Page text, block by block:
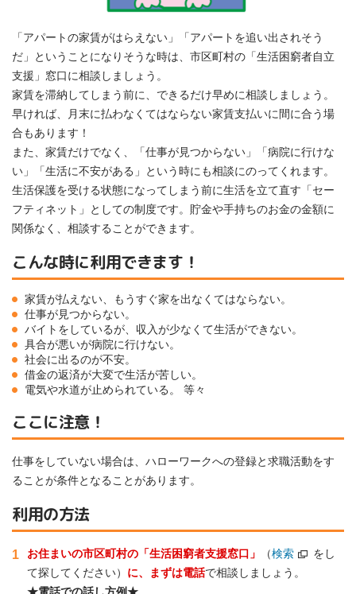
「アパートの家賃がはらえない」「アパートを追い出されそう
だ」ということになりそうな時は、市区町村の「生活困窮者自立
支援」窓口に相談しましょう。
家賃を滞納してしまう前に、できるだけ早めに相談しましょう。
早ければ、月末に払わなくてはならない家賃支払いに間に合う場
合もあります！
また、家賃だけでなく、「仕事が見つからない」「病院に行けな
い」「生活に不安がある」という時にも相談にのってくれます。
生活保護を受ける状態になってしまう前に生活を立て直す「セー
フティネット」としての制度です。貯金や手持ちのお金の金額に
関係なく、相談することができます。
こんな時に利用できます！
家賃が払えない、もうすぐ家を出なくてはならない。
仕事が見つからない。
バイトをしているが、収入が少なくて生活ができない。
具合が悪いが病院に行けない。
社会に出るのが不安。
借金の返済が大変で生活が苦しい。
電気や水道が止められている。 等々
ここに注意！
仕事をしていない場合は、ハローワークへの登録と求職活動をす
ることが条件となることがあります。
利用の方法
1 お住まいの市区町村の「生活困窮者支援窓口」 （検索
をし
て探してください） に、まずは電話で相談しましょう。